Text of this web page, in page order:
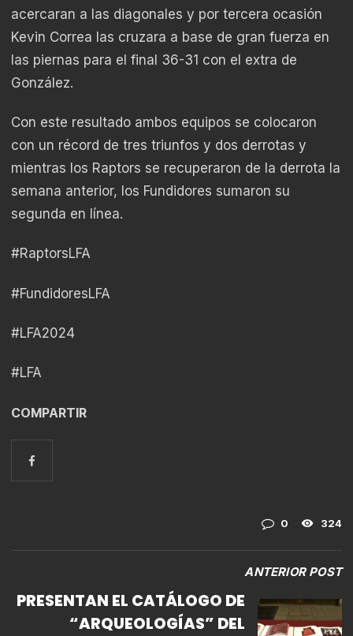
acercaran a las diagonales y por tercera ocasión
Kevin Correa las cruzara a base de gran fuerza en
las piernas para el final 36-31 con el extra de
González.
Con este resultado ambos equipos se colocaron
con un récord de tres triunfos y dos derrotas y
mientras los Raptors se recuperaron de la derrota la
semana anterior, los Fundidores sumaron su
segunda en línea.
#RaptorsLFA
#FundidoresLFA
#LFA2024
#LFA
COMPARTIR
0 324
ANTERIOR POST
PRESENTAN EL CATÁLOGO DE
“ARQUEOLOGÍAS” DEL